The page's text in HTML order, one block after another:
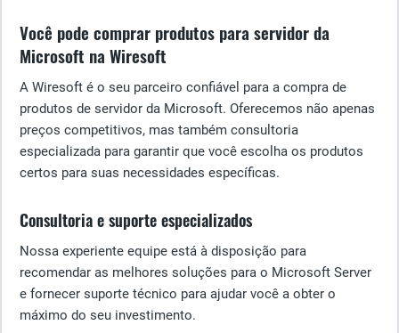
Você pode comprar produtos para servidor da
Microsoft na Wiresoft
A Wiresoft é o seu parceiro confiável para a compra de
produtos de servidor da Microsoft. Oferecemos não apenas
preços competitivos, mas também consultoria
especializada para garantir que você escolha os produtos
certos para suas necessidades específicas.
Consultoria e suporte especializados
Nossa experiente equipe está à disposição para
recomendar as melhores soluções para o Microsoft Server
e fornecer suporte técnico para ajudar você a obter o
máximo do seu investimento.